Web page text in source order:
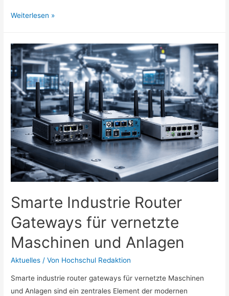
Englisch
und
den
Beruf:
Warum
Sprachkompetenz
heute
entscheidend
ist
Weiterlesen »
Smarte Industrie Router
Gateways für vernetzte
Maschinen und Anlagen
Aktuelles / Von Hochschul Redaktion
Smarte industrie router gateways für vernetzte Maschinen
und Anlagen sind ein zentrales Element der modernen